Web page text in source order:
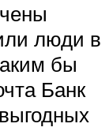
люди в
бы
Банк